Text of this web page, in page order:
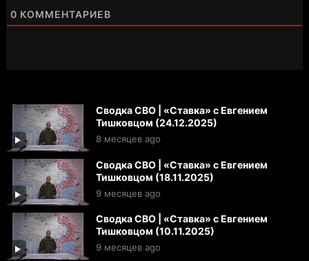
0 КОММЕНТАРИЕВ
Сводка СВО | «Ставка» с Евгением
Тишковцом (24.12.2025)
8 месяцев ago
Сводка СВО | «Ставка» с Евгением
Тишковцом (18.11.2025)
9 месяцев ago
Сводка СВО | «Ставка» с Евгением
Тишковцом (10.11.2025)
9 месяцев ago